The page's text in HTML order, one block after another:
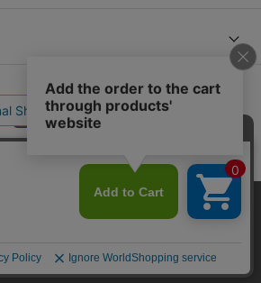
を使用します。クッキーはサイト内
トの使用状況の分析からマーケティ
こちら